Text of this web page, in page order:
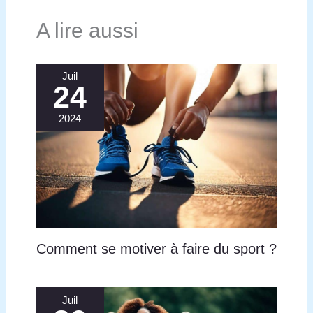
entraînement brûle-graisses efficace à domicile.
A lire aussi
Juil
24
2024
Comment se motiver à faire du sport ?
Juil